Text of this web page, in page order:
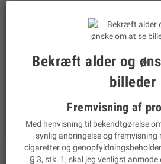
28 dages returret
prodamp@prodamp.dk
22 44 45 62
Bekræft alder og
billeder
Fremvisning af
Med henvisning til bekendtgørelse
synlig anbringelse og fremvisning
cigaretter og
§ 3, stk. 1, skal jeg venligst